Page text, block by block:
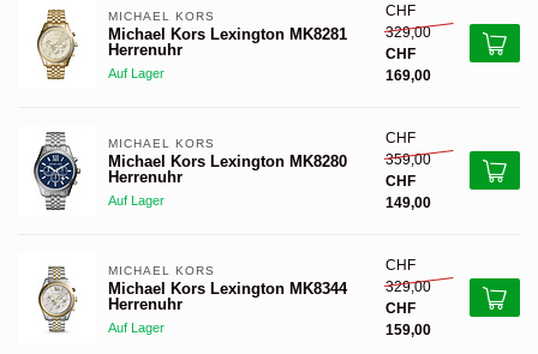
MICHAEL KORS
Michael Kors Lexington MK8281
Herrenuhr
Auf Lager
CHF
329,00
CHF
169,00
MICHAEL KORS
Michael Kors Lexington MK8280
Herrenuhr
Auf Lager
CHF
359,00
CHF
149,00
MICHAEL KORS
Michael Kors Lexington MK8344
Herrenuhr
Auf Lager
CHF
329,00
CHF
159,00